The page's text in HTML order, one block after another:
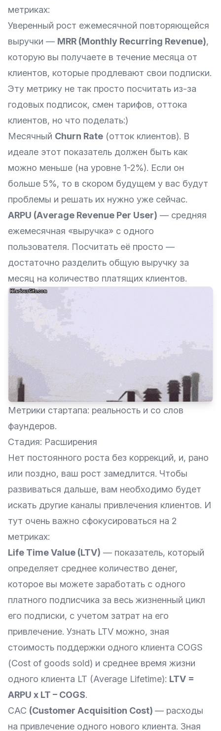
метриках:
Уверенный рост ежемесячной повторяющейся
выручки — MRR (Monthly Recurring Revenue),
которую вы получаете в течение месяца от
клиентов, которые продлевают свои подписки.
Эту метрику не так просто посчитать из-за
годовых подписок, смен тарифов, оттока
клиентов, но что поделать:)
Месячный Churn Rate (отток клиентов). В
идеале этот показатель должен быть как
можно меньше (на уровне 1-2%). Если он
больше 5%, то в скором будущем у вас будут
проблемы и решать их нужно уже сейчас.
ARPU (Аverage Revenue Per User) — средняя
ежемесячная «выручка» с одного
пользователя. Посчитать её просто —
достаточно разделить общую выручку за
месяц на количество платящих клиентов.
Метрики стартапа: реальность и со слов
фаундеров.
Стадия: Расширения
Нет постоянного роста без коррекций, и, рано
или поздно, ваш рост замедлится. Чтобы
развиваться дальше, вам необходимо будет
искать другие каналы привлечения клиентов. И
тут очень важно сфокусироваться на 2
метриках:
Life Time Value (LTV) — показатель, который
определяет среднее количество денег,
которое вы можете заработать с одного
платного подписчика за весь жизненный цикл
его подписки, с учетом затрат на его
привлечение. Узнать LTV можно, зная
стоимость поддержки одного клиента СOGS
(Cost of goods sold) и среднее время жизни
одного клиента LT (Average Lifetime): LTV =
ARPU x LT – СOGS.
CAC (Customer Acquisition Cost) — расходы
на привлечение одного нового клиента. Зная